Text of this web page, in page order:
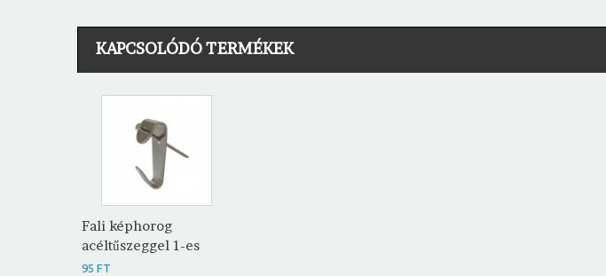
KAPCSOLÓDÓ TERMÉKEK
Fali képhorog
acéltűszeggel 1-es
95 FT